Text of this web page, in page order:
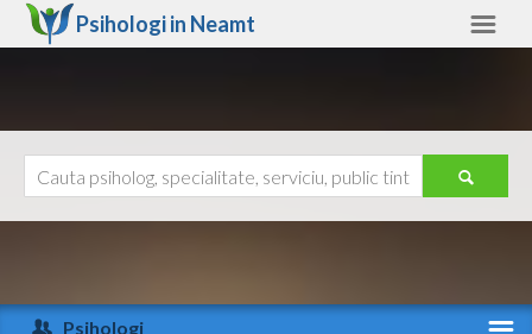
Psihologi in Neamt
Arad
Ajutor
Psihologi